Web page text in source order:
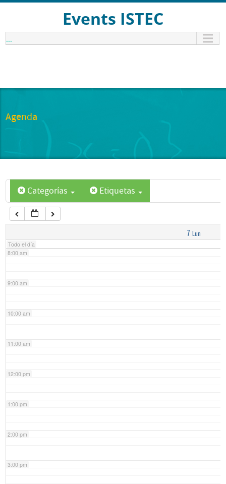
Events ISTEC
...
Agenda
Categorías Etiquetas
7 Lun
Todo el día
1:00 am
6:00 am
7:00 am
8:00 am
9:00 am
10:00 am
11:00 am
12:00 pm
1:00 pm
2:00 pm
3:00 pm